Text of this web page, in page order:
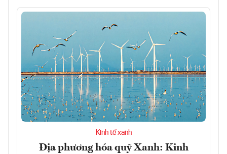
Kinh tế xanh
Địa phương hóa quỹ Xanh: Kinh